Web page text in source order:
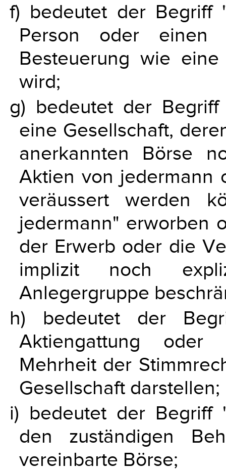
f) bedeutet der Begriff
Person oder einen
Besteuerung wie
wird;
g) bedeutet der Begriff
eine Gesellschaft,
anerkannten Börse
Aktien von jedermann
veräussert werden
jedermann" erworben
der Erwerb oder die
implizit noch
Anlegergruppe
h) bedeutet der
Aktiengattung oder
Mehrheit der
Gesellschaft darstellen;
i) bedeutet der Begriff
den zuständigen
vereinbarte Börse;